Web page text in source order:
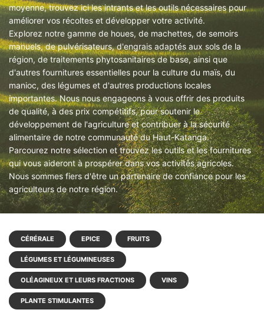
moyenne, trouvez ici les intrants et les outils nécessaires pour
améliorer vos récoltes et développer votre activité.
Explorez notre gamme de houes, de machettes, de semoirs
manuels, de pulvérisateurs, d'engrais adaptés aux sols de la
région, de traitements phytosanitaires de base, ainsi que
d'autres fournitures essentielles pour la culture du maïs, du
manioc, des légumes et d'autres productions locales
importantes. Nous nous engageons à vous offrir des produits
de qualité, à des prix compétitifs, pour soutenir le
développement de l'agriculture et contribuer à la sécurité
alimentaire de notre communauté du Haut-Katanga.
Parcourez notre sélection et trouvez les outils et les fournitures
qui vous aideront à prospérer dans vos activités agricoles.
Nous sommes fiers d'être un partenaire de confiance pour les
agriculteurs de notre région.
CÉRÉRALE EPICE FRUITS
LÉGUMES ET LÉGUMINEUSES
OLÉAGINEUX ET LEURS FRACTIONS VINS
PLANTE STIMULANTES